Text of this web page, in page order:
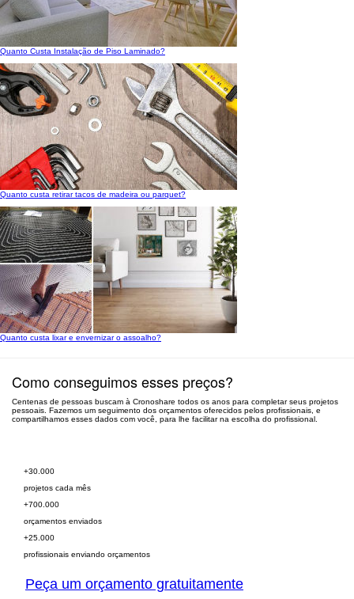
Quanto Custa Instalação de Piso Laminado?
Quanto custa retirar tacos de madeira ou parquet?
Quanto custa lixar e envernizar o assoalho?
Como conseguimos esses preços?
Centenas de pessoas buscam à Cronoshare todos os anos para completar seus projetos
pessoais. Fazemos um seguimento dos orçamentos oferecidos pelos profissionais, e
compartilhamos esses dados com você, para lhe facilitar na escolha do profissional.
+30.000
projetos cada mês
+700.000
orçamentos enviados
+25.000
profissionais enviando orçamentos
Peça um orçamento gratuitamente